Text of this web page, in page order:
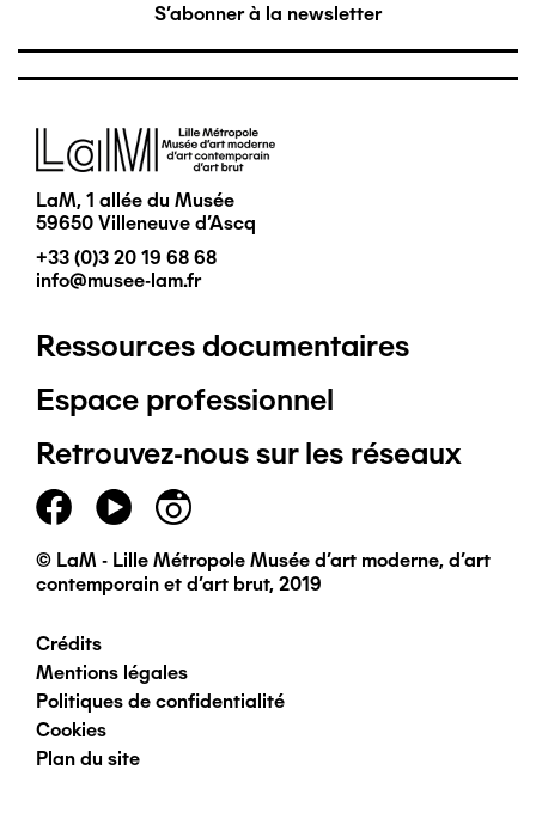
S'abonner à la newsletter
Image
LaM, 1 allée du Musée
59650 Villeneuve d'Ascq
+33 (0)3 20 19 68 68
info@musee-lam.fr
Pied
de
page
principal
Ressources documentaires
Espace professionnel
Retrouvez-nous sur les réseaux
© LaM - Lille Métropole Musée d'art moderne, d'art
contemporain et d'art brut, 2019
Pied
de
page
Crédits
Mentions légales
Politiques de confidentialité
Cookies
Plan du site